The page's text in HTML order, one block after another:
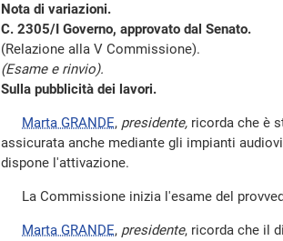
Nota di variazioni.
C. 2305/I Governo, approvato dal Senato.
(Relazione alla V Commissione).
(Esame e rinvio).
Sulla pubblicità dei lavori.
Marta GRANDE, presidente, ricorda che è
assicurata anche mediante gli impianti
dispone l'attivazione.
La Commissione inizia l'esame del
Marta GRANDE, presidente, ricorda che il